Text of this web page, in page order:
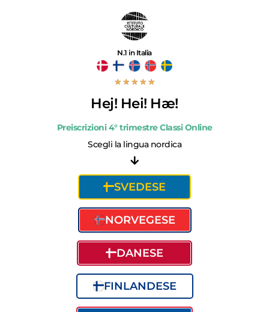
N.1 in Italia
★★★★★
Hej! Hei! Hæ!
Preiscrizioni 4° trimestre Classi Online
Scegli la lingua nordica
SVEDESE
NORVEGESE
DANESE
FINLANDESE